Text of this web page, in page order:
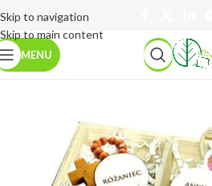
Skip to navigation
Skip to main content
MENU